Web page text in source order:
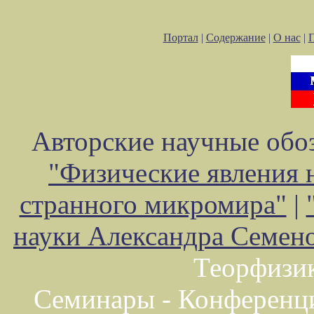
Портал| Содержание| О нас|
Авторские научные
"Физические явления
странного микромира" |
науки Александра
Семинары -